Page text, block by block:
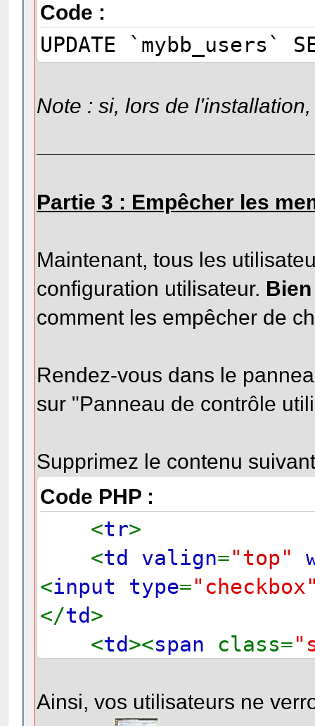
Code :
UPDATE
Note : si, lors de
Partie 3 : Empêcher les
Maintenant, tous les
configuration utilisateur.
comment les empêcher de
Rendez-vous dans le
sur "Panneau de contrôle
Supprimez le contenu
Code PHP :
<tr>
<td valign="top"
<input type=
</td>
<td><span class=
Ainsi, vos utilisateurs ne